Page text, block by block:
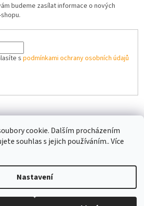
cookie. Dalším procházením
souhlas s jejich používáním.. Více
Nastavení
budeme zasílat informace o nových
s podmínkami ochrany osobních údajů
LED. Všechna práva vyhrazena.Upravit